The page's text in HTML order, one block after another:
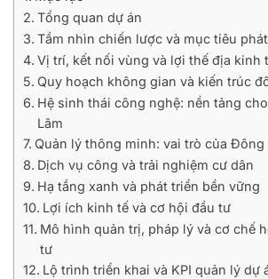
Tổng quan dự án
Tầm nhìn chiến lược và mục tiêu
Vị trí, kết nối vùng và lợi thế địa kinh
Quy hoạch không gian và kiến trúc
Hệ sinh thái công nghệ: nền tảng
Lâm
Quản lý thông minh: vai trò của Đông
Dịch vụ công và trải nghiệm cư dân
Hạ tầng xanh và phát triển bền vững
Lợi ích kinh tế và cơ hội đầu tư
Mô hình quản trị, pháp lý và cơ chế
tư
Lộ trình triển khai và KPI quản lý dự